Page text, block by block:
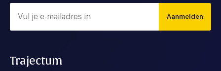
Aanmelden
Trajectum